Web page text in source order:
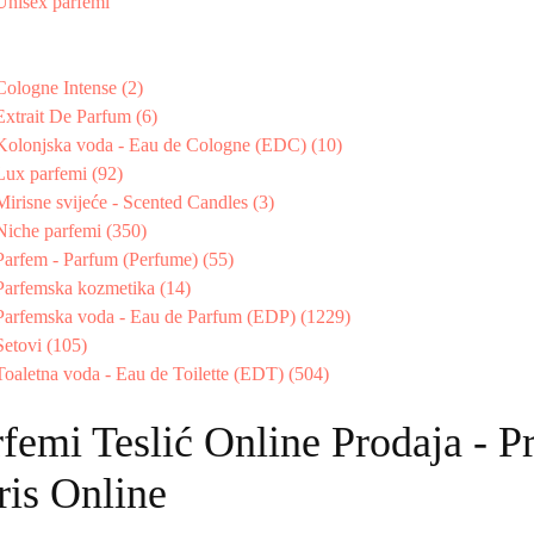
Intense (2)
De Parfum (6)
voda - Eau de Cologne (EDC) (10)
parfemi (92)
svijeće - Scented Candles (3)
parfemi (350)
- Parfum (Perfume) (55)
kozmetika (14)
voda - Eau de Parfum (EDP) (1229)
(105)
voda - Eau de Toilette (EDT) (504)
Teslić Online Prodaja -
Online